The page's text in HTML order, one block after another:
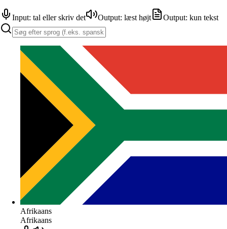
Input: tal eller skriv det Output: læst højt Output: kun tekst
Afrikaans
Afrikaans